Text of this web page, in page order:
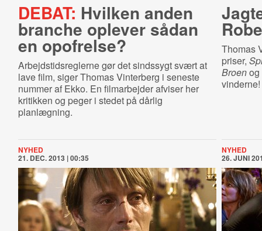
DEBAT: Hvilken anden
branche oplever sådan
en opofrelse?
Arbejdstidsreglerne gør det sindssygt svært at
lave film, siger Thomas Vinterberg i seneste
nummer af Ekko. En filmarbejder afviser her
kritikken og peger i stedet på dårlig
planlægning.
Thomas
priser,
Broenog
vinderne!
NYHED
21. DEC. 2013 | 00:35
NYHED
26. JUNI